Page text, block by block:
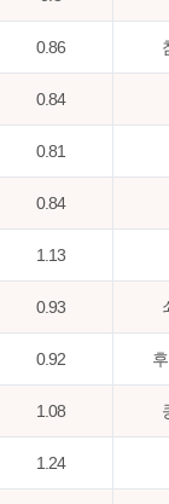
0.86
0.84
0.81
0.84
1.13
0.93
0.92
1.08
1.24